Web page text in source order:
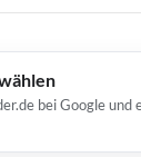
bei Google und